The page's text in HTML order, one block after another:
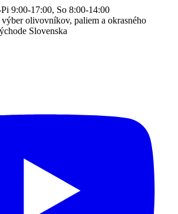
9:00-17:00, So 8:00-14:00
olivovníkov, paliem a okrasného
Slovenska